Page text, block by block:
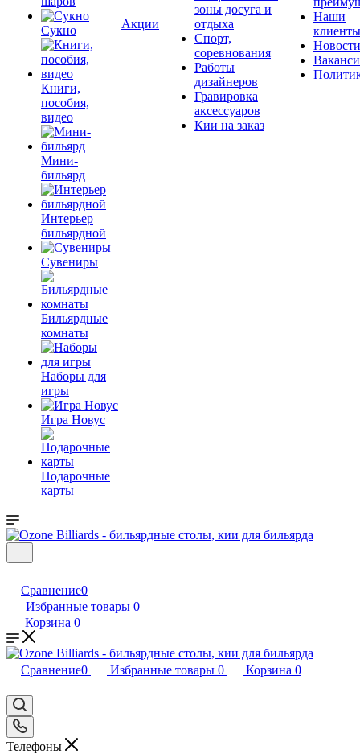
Сукно
Книги,
пособия,
видео
Мини-
бильярд
Интерьер
бильярдной
Сувениры
Бильярдные
комнаты
Наборы для
игры
Игра Новус
Подарочные
карты
Акции
зоны досуга и
отдыха
Спорт,
соревнования
Работы
дизайнеров
Гравировка
аксессуаров
Кии на заказ
Наши
клиенты
Новости
Сравнение0
Избранные товары 0
Корзина 0
Сравнение0 Избранные товары 0 Корзина 0
Телефоны